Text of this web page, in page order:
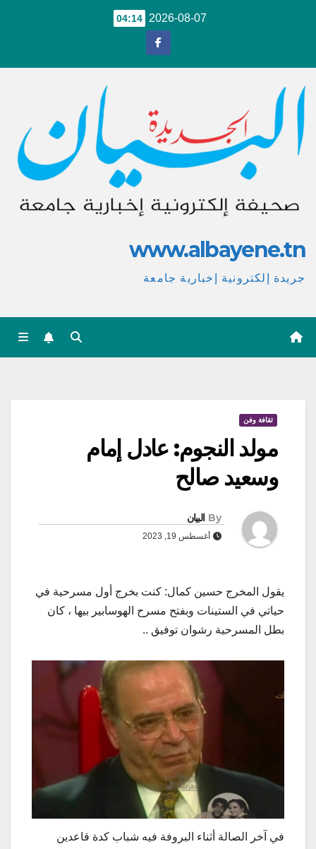
2026-08-07
04:14
www.albayene.tn
جريدة إلكترونية إخبارية جامعة
ثقافة وفن
مولد النجوم: عادل إمام
وسعيد صالح
By البيان
أغسطس 19, 2023
يقول المخرج حسين كمال: كنت بخرج أول مسرحية في
حياتي في الستينات وبفتح مسرح الهوسابير بيها ، كان
بطل المسرحية رشوان توفيق ..
في آخر الصالة أثناء البروفة فيه شباب كدة قاعدين